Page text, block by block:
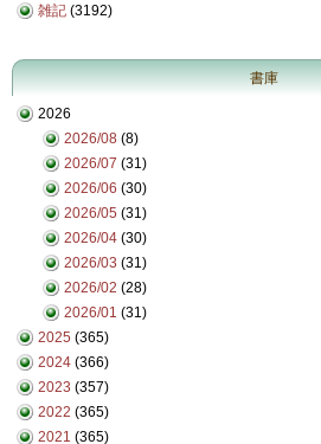
雑記 (3192)
書庫
2026
2026/08 (8)
2026/07 (31)
2026/06 (30)
2026/05 (31)
2026/04 (30)
2026/03 (31)
2026/02 (28)
2026/01 (31)
2025 (365)
2024 (366)
2023 (357)
2022 (365)
2021 (365)